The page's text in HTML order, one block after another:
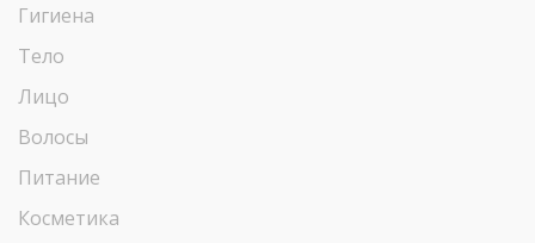
Гигиена
Тело
Лицо
Волосы
Питание
Косметика